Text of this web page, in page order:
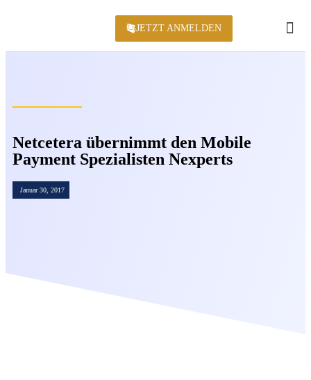
JETZT ANMELDEN
Netcetera übernimmt den Mobile
Payment Spezialisten Nexperts
Januar 30, 2017